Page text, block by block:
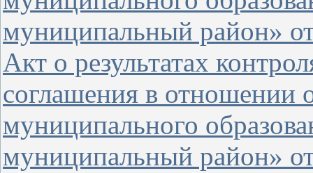
муниципальный район»
Акт о результатах
соглашения в отношении
муниципального
муниципальный район»